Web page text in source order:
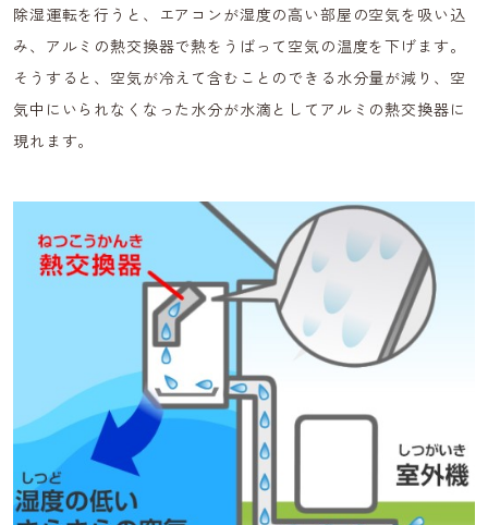
除湿運転を行うと、エアコンが湿度の高い部屋の空気を吸い込
み、アルミの熱交換器で熱をうばって空気の温度を下げます。
そうすると、空気が冷えて含むことのできる水分量が減り、空
気中にいられなくなった水分が水滴としてアルミの熱交換器に
現れます。